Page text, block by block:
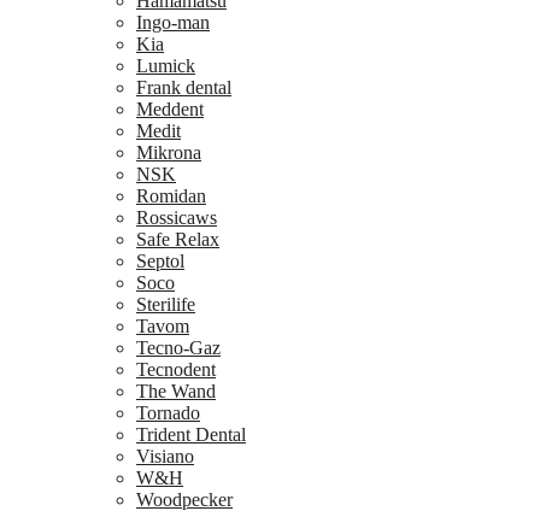
Ingo-man
Kia
Lumick
Frank dental
Meddent
Medit
Mikrona
NSK
Romidan
Rossicaws
Safe Relax
Septol
Soco
Sterilife
Tavom
Tecno-Gaz
Tecnodent
The Wand
Tornado
Trident Dental
Visiano
W&H
Woodpecker